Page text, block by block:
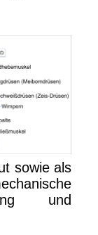
sowie als
und